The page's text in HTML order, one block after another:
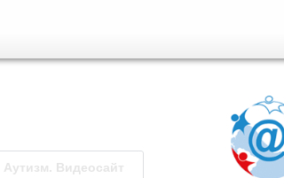
Аутизм. Видеосайт